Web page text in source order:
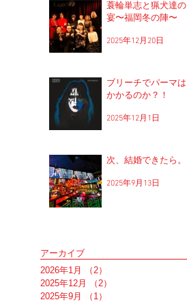
蓑輪単志と猟犬達の
宴〜福岡冬の陣〜
2025年12月20日
ブリーチでパーマは
かかるのか？！
2025年12月1日
次、結婚できたら。
2025年9月13日
アーカイブ
2026年1月 （2）
2025年12月
（2）
2025年9月
（1）